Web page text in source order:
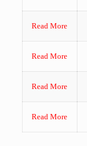
Read More
Read More
Read More
Read More